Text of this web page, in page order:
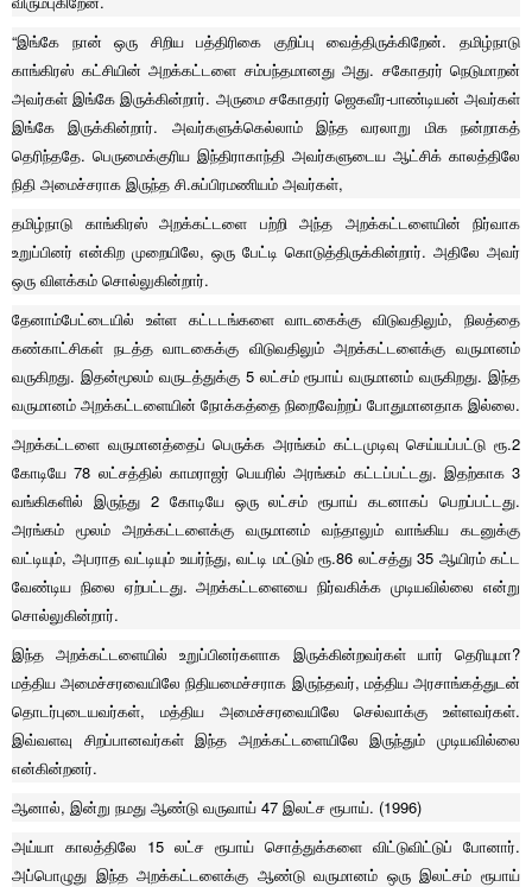
“இங்கே நான் ஒரு சிறிய பத்திரிகை குறிப்பு வைத்திருக்கிறேன். தமிழ்நாடு
காங்கிரஸ் கட்சியின் அறக்கட்டளை சம்பந்தமானது அது. சகோதரர் நெடுமாறன்
அவர்கள் இங்கே இருக்கின்றார். அருமை சகோதரர் ஜெகவீர-பாண்டியன் அவர்கள்
இங்கே இருக்கின்றார். அவர்களுக்கெல்லாம் இந்த வரலாறு மிக நன்றாகத்
தெரிந்ததே. பெருமைக்குரிய இந்திராகாந்தி அவர்களுடைய ஆட்சிக் காலத்திலே
நிதி அமைச்சராக இருந்த சி.சுப்பிரமணியம் அவர்கள்,
தமிழ்நாடு காங்கிரஸ் அறக்கட்டளை பற்றி அந்த அறக்கட்டளையின் நிர்வாக
உறுப்பினர் என்கிற முறையிலே, ஒரு பேட்டி கொடுத்திருக்கின்றார். அதிலே அவர்
ஒரு விளக்கம் சொல்லுகின்றார்.
தேனாம்பேட்டையில் உள்ள கட்டடங்களை வாடகைக்கு விடுவதிலும், நிலத்தை
கண்காட்சிகள் நடத்த வாடகைக்கு விடுவதிலும் அறக்கட்டளைக்கு வருமானம்
வருகிறது. இதன்மூலம் வருடத்துக்கு 5 லட்சம் ரூபாய் வருமானம் வருகிறது. இந்த
வருமானம் அறக்கட்டளையின் நோக்கத்தை நிறைவேற்றப் போதுமானதாக இல்லை.
அறக்கட்டளை வருமானத்தைப் பெருக்க அரங்கம் கட்டமுடிவு செய்யப்பட்டு ரூ.2
கோடியே 78 லட்சத்தில் காமராஜர் பெயரில் அரங்கம் கட்டப்பட்டது. இதற்காக 3
வங்கிகளில் இருந்து 2 கோடியே ஒரு லட்சம் ரூபாய் கடனாகப் பெறப்பட்டது.
அரங்கம் மூலம் அறக்கட்டளைக்கு வருமானம் வந்தாலும் வாங்கிய கடனுக்கு
வட்டியும், அபராத வட்டியும் உயர்ந்து, வட்டி மட்டும் ரூ.86 லட்சத்து 35 ஆயிரம் கட்ட
வேண்டிய நிலை ஏற்பட்டது. அறக்கட்டளையை நிர்வகிக்க முடியவில்லை என்று
சொல்லுகின்றார்.
இந்த அறக்கட்டளையில் உறுப்பினர்களாக இருக்கின்றவர்கள் யார் தெரியுமா?
மத்திய அமைச்சரவையிலே நிதியமைச்சராக இருந்தவர், மத்திய அரசாங்கத்துடன்
தொடர்புடையவர்கள், மத்திய அமைச்சரவையிலே செல்வாக்கு உள்ளவர்கள்.
இவ்வளவு சிறப்பானவர்கள் இந்த அறக்கட்டளையிலே இருந்தும் முடியவில்லை
என்கின்றனர்.
ஆனால், இன்று நமது ஆண்டு வருவாய் 47 இலட்ச ரூபாய். (1996)
அய்யா காலத்திலே 15 லட்ச ரூபாய் சொத்துக்களை விட்டுவிட்டுப் போனார்.
அப்பொழுது இந்த அறக்கட்டளைக்கு ஆண்டு வருமானம் ஒரு இலட்சம் ரூபாய்